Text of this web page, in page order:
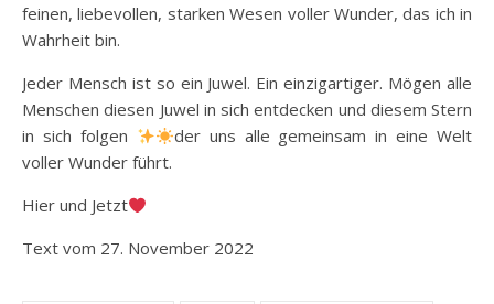
feinen, liebevollen, starken Wesen voller Wunder, das ich in
Wahrheit bin.
Jeder Mensch ist so ein Juwel. Ein einzigartiger. Mögen alle
Menschen diesen Juwel in sich entdecken und diesem Stern
in sich folgen
der uns alle gemeinsam in eine Welt
voller Wunder führt.
Hier und Jetzt
Text vom 27. November 2022